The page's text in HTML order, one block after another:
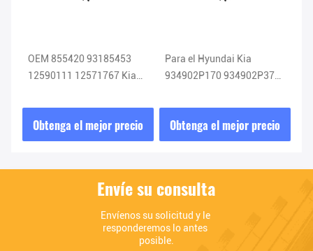
OEM 855420 93185453
12590111 12571767 Kia
Lambda
Obtenga el mejor precio
Para el Hyundai Kia
934902P170 934902P370
Primavera 93490-2P170
Obtenga el mejor precio
Envíe su consulta
Envíenos su solicitud y le
responderemos lo antes
posible.